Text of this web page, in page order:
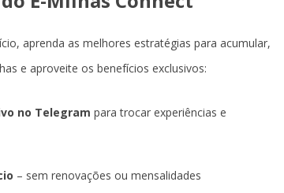
aprenda as melhores estratégias para acumular,
e aproveite os benefícios exclusivos:
no Telegram para trocar experiências e
– sem renovações ou mensalidades